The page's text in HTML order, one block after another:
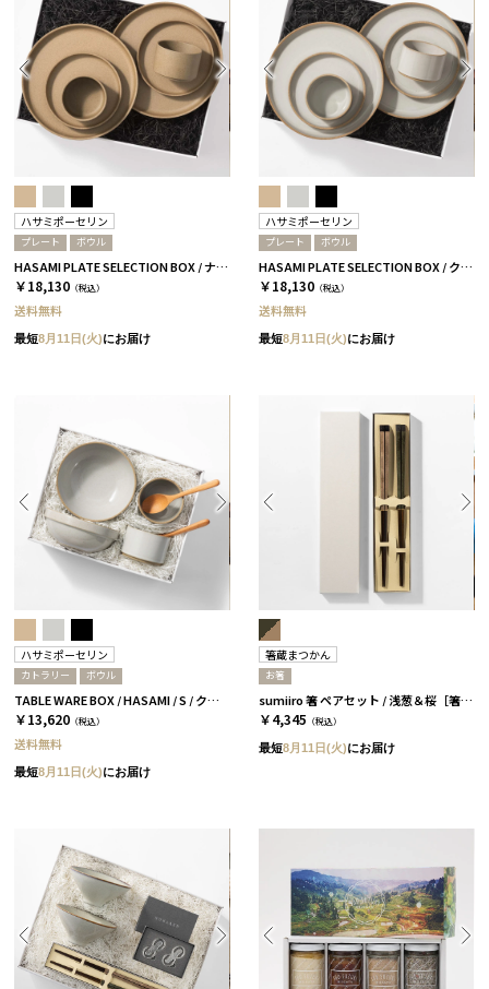
ハサミポーセリン
プレート ボウル
HASAMI PLATE SELECTION BOX / ナチュラル［ハサミポーセリン］
￥18,130 （税込）
送料無料
最短8月11日(火)にお届け
ハサミポーセリン
プレート ボウル
HASAMI PLATE SELECTION BOX / クリア［ハサミポーセリン］
￥18,130 （税込）
送料無料
最短8月11日(火)にお届け
ハサミポーセリン
カトラリー ボウル
TABLE WARE BOX / HASAMI / S / クリア［ハサミポーセリン］
￥13,620 （税込）
送料無料
最短8月11日(火)にお届け
箸蔵まつかん
お箸
sumiiro 箸 ペアセット / 浅葱＆桜［箸蔵まつかん］
￥4,345 （税込）
最短8月11日(火)にお届け